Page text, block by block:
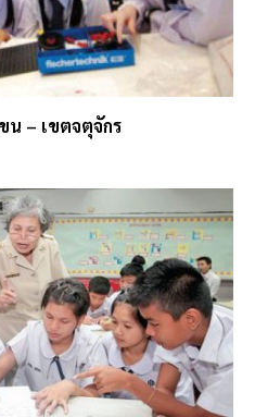
น – เขตจตุจักร